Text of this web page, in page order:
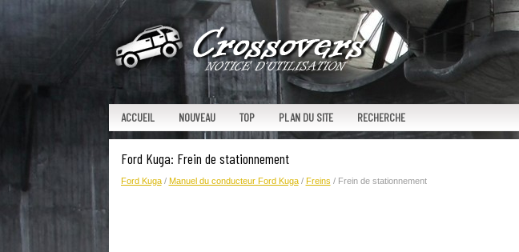
ACCUEIL NOUVEAU TOP PLAN DU SITE RECHERCHE
Ford Kuga: Frein de stationnement
Ford Kuga/ Manuel du conducteur Ford Kuga/ Freins / Frein de stationnement